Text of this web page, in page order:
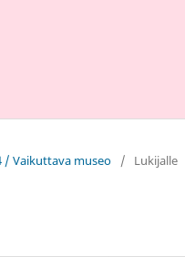
/ Vaikuttava museo / Lukijalle